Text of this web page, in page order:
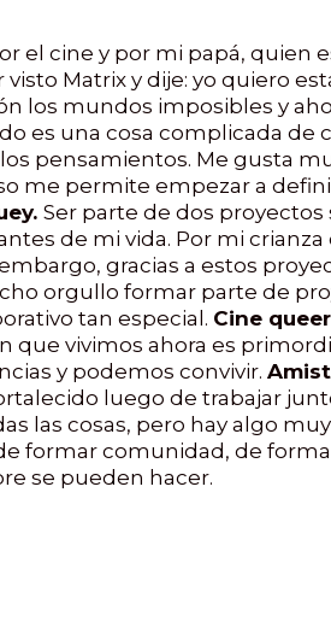
el cine y por mi papá, quien
Matrix y dije: yo quiero
los mundos imposibles y
es una cosa complicada de
pensamientos. Me gusta
me permite empezar a
Ser parte de dos
de mi vida. Por mi
gracias a estos
orgullo formar parte de
tan especial. Cine
vivimos ahora es
y podemos convivir.
luego de trabajar
las cosas, pero hay algo
formar comunidad, de
se pueden hacer.